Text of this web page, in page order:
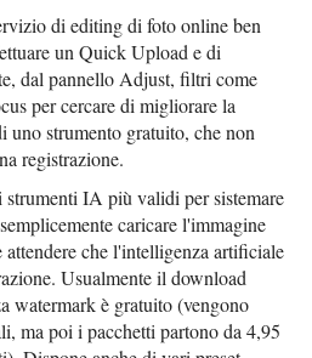
di editing di foto online ben
un Quick Upload e di
dal pannello Adjust, filtri come
per cercare di migliorare la
uno strumento gratuito, che non
registrazione.
strumenti IA più validi per sistemare
caricare l'immagine
attendere che l'intelligenza artificiale
Usualmente il download
watermark è gratuito (vengono
ma poi i pacchetti partono da 4,95